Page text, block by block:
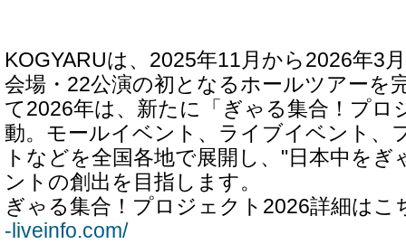
KOGYARUは、2025年11月から2026年3
会場・22公演の初となるホールツアーを
て2026年は、新たに「ぎゃる集合！プロ
動。モールイベント、ライブイベント、
トなどを全国各地で展開し、"日本中を
ントの創出を目指します。
ぎゃる集合！プロジェクト2026詳細はこ
-liveinfo.com/